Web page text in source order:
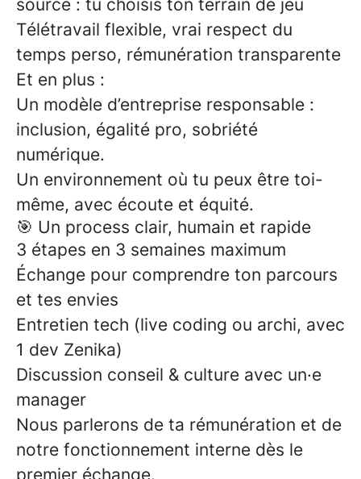
source : tu choisis ton terrain de jeu
Télétravail flexible, vrai respect du
temps perso, rémunération transparente
Et en plus :
Un modèle d’entreprise responsable :
inclusion, égalité pro, sobriété
numérique.
Un environnement où tu peux être toi-
même, avec écoute et équité.
🎯 Un process clair, humain et rapide
3 étapes en 3 semaines maximum
Échange pour comprendre ton parcours
et tes envies
Entretien tech (live coding ou archi, avec
1 dev Zenika)
Discussion conseil & culture avec un·e
manager
Nous parlerons de ta rémunération et de
notre fonctionnement interne dès le
premier échange.